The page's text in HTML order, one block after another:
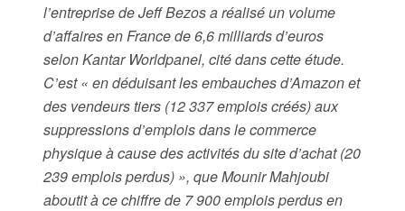
l’entreprise de Jeff Bezos a réalisé un volume
d’affaires en France de 6,6 milliards d’euros
selon Kantar Worldpanel, cité dans cette étude.
C’est « en déduisant les embauches d’Amazon et
des vendeurs tiers (12 337 emplois créés) aux
suppressions d’emplois dans le commerce
physique à cause des activités du site d’achat (20
239 emplois perdus) », que Mounir Mahjoubi
aboutit à ce chiffre de 7 900 emplois perdus en